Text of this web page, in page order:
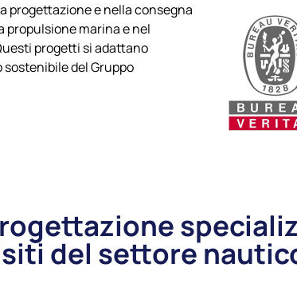
progettazione e nella consegna
propulsione marina e nel
progetti si adattano
del Gruppo
del settore